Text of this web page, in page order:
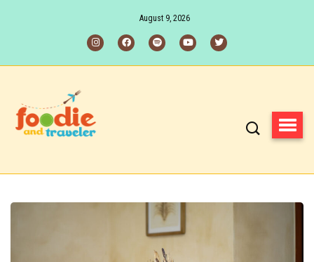
August 9, 2026